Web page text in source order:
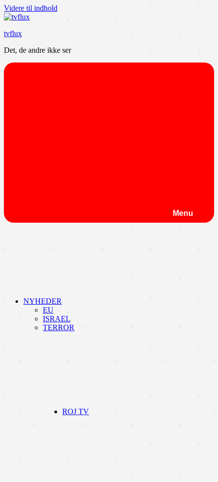
Videre til indhold
tvflux
Det, de andre ikke ser
Menu
NYHEDER
EU
ISRAEL
TERROR
ROJ TV